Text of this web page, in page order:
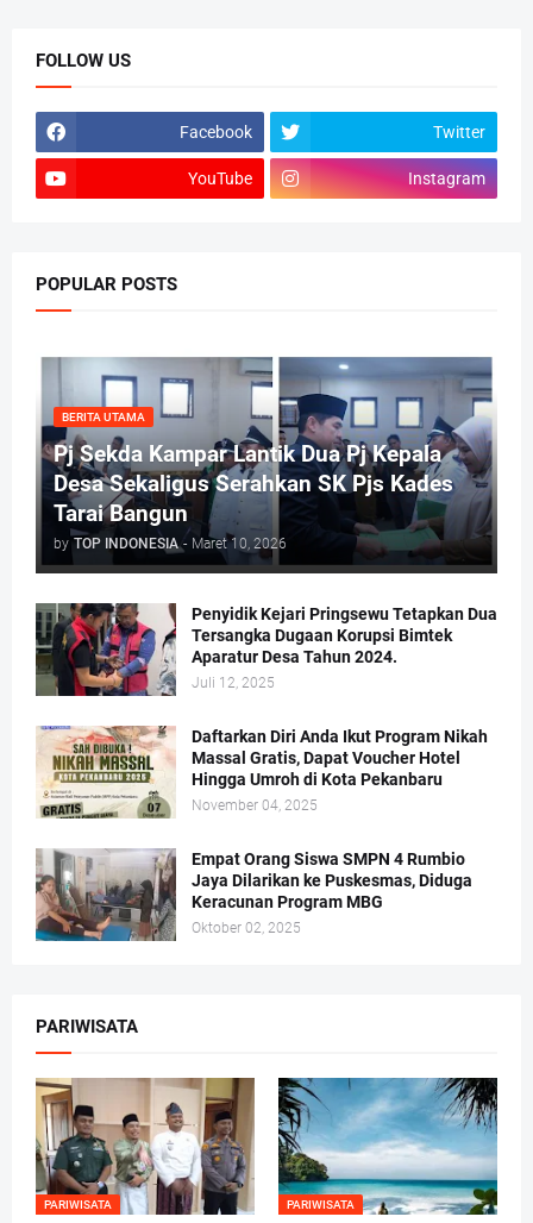
FOLLOW US
Facebook Twitter
YouTube Instagram
POPULAR POSTS
BERITA UTAMA
Pj Sekda Kampar Lantik Dua Pj Kepala
Desa Sekaligus Serahkan SK Pjs Kades
Tarai Bangun
by TOP INDONESIA - Maret 10, 2026
Penyidik Kejari Pringsewu Tetapkan Dua
Tersangka Dugaan Korupsi Bimtek
Aparatur Desa Tahun 2024.
Juli 12, 2025
Daftarkan Diri Anda Ikut Program Nikah
Massal Gratis, Dapat Voucher Hotel
Hingga Umroh di Kota Pekanbaru
November 04, 2025
Empat Orang Siswa SMPN 4 Rumbio
Jaya Dilarikan ke Puskesmas, Diduga
Keracunan Program MBG
Oktober 02, 2025
PARIWISATA
PARIWISATA PARIWISATA